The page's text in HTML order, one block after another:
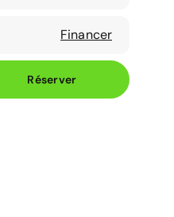
Financer
Réserver